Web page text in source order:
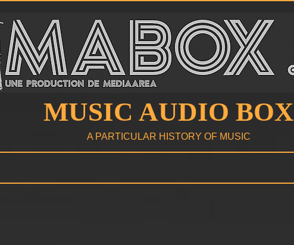
MUSIC AUDIO BOX
A PARTICULAR HISTORY OF MUSIC